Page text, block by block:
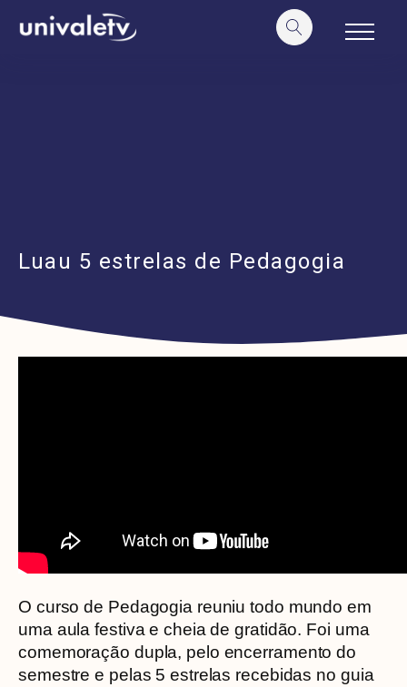
conteúdo
Luau 5 estrelas de Pedagogia
O curso de Pedagogia reuniu todo mundo em
uma aula festiva e cheia de gratidão. Foi uma
comemoração dupla, pelo encerramento do
semestre e pelas 5 estrelas recebidas no guia